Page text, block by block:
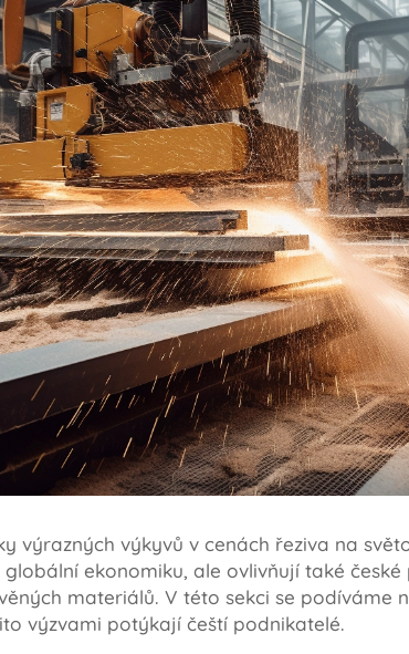
výrazných výkyvů v cenách řeziva na
ekonomiku, ale ovlivňují také
materiálů. V této sekci se podíváme
výzvami potýkají čeští podnikatelé.